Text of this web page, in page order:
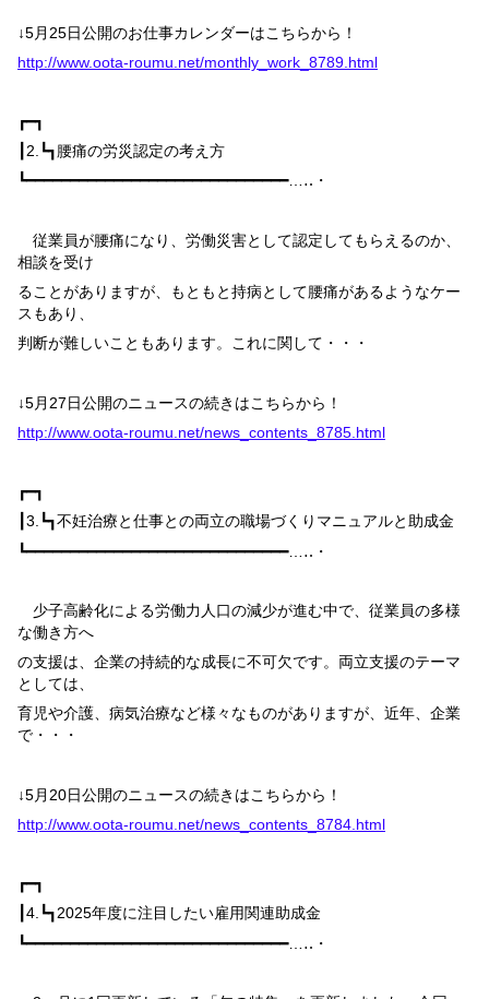
↓5月 25日公開のお仕事カレンダーはこちらから！
http://www.oota-roumu.net/monthly_work_8789.html
┏━┓
2. ┗┓腰痛の労災認定の考え方
┗━━━━━━━━━━━━━━━━━━━━━━━━━━━━━━…‥・
従業員が腰痛になり、労働災害として認定してもらえるのか、
相談を受け
ることがありますが、もともと持病として腰痛があるようなケー
スもあり、
判断が難しいこともあります。これに関して・・・
↓5月 27日公開のニュースの続きはこちらから！
http://www.oota-roumu.net/news_contents_8785.html
┏━┓
3. ┗┓不妊治療と仕事との両立の職場づくりマニュアルと助成金
┗━━━━━━━━━━━━━━━━━━━━━━━━━━━━━━…‥・
少子高齢化による労働力人口の減少が進む中で、従業員の多様
な働き方へ
の支援は、企業の持続的な成長に不可欠です。両立支援のテーマ
としては、
育児や介護、病気治療など様々なものがありますが、近年、企業
で・・・
↓5月 20日公開のニュースの続きはこちらから！
http://www.oota-roumu.net/news_contents_8784.html
┏━┓
4. ┗┓2025年度に注目したい雇用関連助成金
┗━━━━━━━━━━━━━━━━━━━━━━━━━━━━━━…‥・